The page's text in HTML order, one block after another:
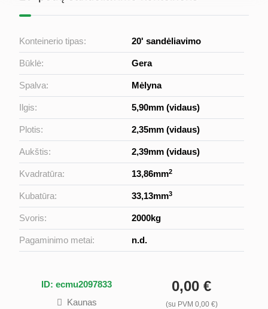
Konteinerio tipas: 20' sandėliavimo
Būklė: Gera
Spalva: Mėlyna
Ilgis: 5,90mm (vidaus)
Plotis: 2,35mm (vidaus)
Aukštis: 2,39mm (vidaus)
Kvadratūra: 13,86mm2
Kubatūra: 33,13mm3
Svoris: 2000kg
Pagaminimo metai: n.d.
ID: ecmu2097833
Kaunas
0,00 €
(su PVM 0,00 €)